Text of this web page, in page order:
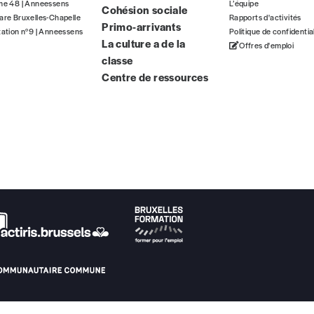
commandez au numéro.
papier ou numérique.
IBAN BE34 0010 7305 2190
moment, même après avoir reçu plusieurs numéros. Ce
Par numéro
48 | Anneessens
Bruxelles-Chapelle
n°9 | Anneessens
Cohésion sociale
Primo-arrivants
La culture a de la
classe
Centre de ressources
L’équipe
Rapports d'activités
Politique de
Offres d'emploi